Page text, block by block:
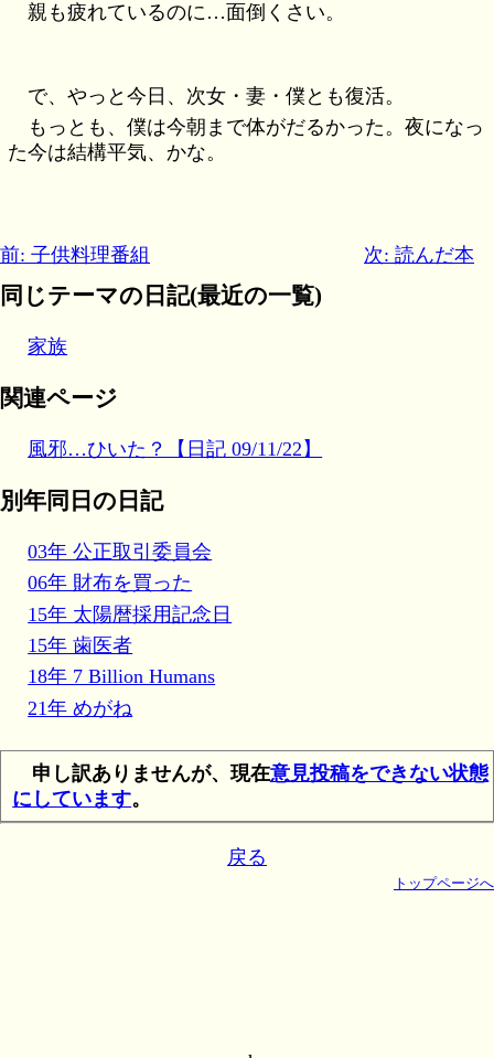
親も疲れているのに…面倒くさい。
で、やっと今日、次女・妻・僕とも復活。
もっとも、僕は今朝まで体がだるかった。夜になっ
た今は結構平気、かな。
前: 子供料理番組 次: 読んだ本
同じテーマの日記(最近の一覧)
家族
関連ページ
風邪…ひいた？【日記 09/11/22】
別年同日の日記
03年 公正取引委員会
06年 財布を買った
15年 太陽暦採用記念日
15年 歯医者
18年 7 Billion Humans
21年 めがね
申し訳ありませんが、現在意見投稿をできない状態
にしています。
戻る
トップページへ